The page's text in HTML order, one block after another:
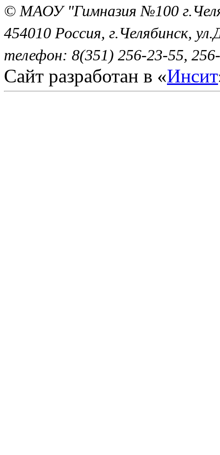
© МАОУ "Гимназия №100
454010 Россия, г.Челябинск,
телефон: 8(351) 256-23-55,
Сайт разработан в «Инсит